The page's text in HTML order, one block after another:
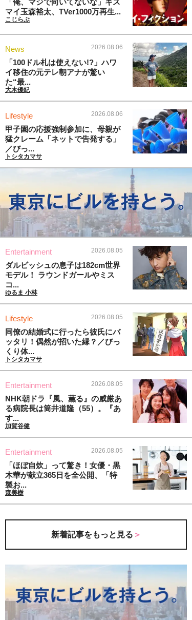
マイ玉森裕太、TVer1000万再生...
こじらぶ
News 2026.08.06
「100ドル札は使えない!?」ハワ
イ移住の元テレ朝アナが驚い
た“最...
大木優紀
Lifestyle 2026.08.06
甲子園の応援強制参加に、母親が
猛クレーム「ネットで告発する」
／びっ...
トシタカマサ
Entertainment 2026.08.05
ダルビッシュの息子は182cm世界
モデル！ ラウンドガールやミス
コ...
ゆるま 小林
Lifestyle 2026.08.05
同僚の結婚式に行ったら彼氏にバ
ッタリ！偶然が招いた縁？／びっ
くり体...
トシタカマサ
Entertainment 2026.08.05
NHK朝ドラ『風、薫る』の威厳あ
る病院長は筒井道隆（55）。『あ
す...
加賀谷健
Entertainment 2026.08.05
「ほぼ自炊」って驚き！女優・黒
木華が献立365日を全公開、「特
製お...
森美樹
新着記事をもっと見る